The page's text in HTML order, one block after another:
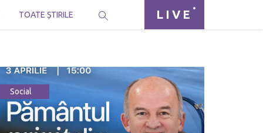
TOATE ȘTIRILE LIVE
Social